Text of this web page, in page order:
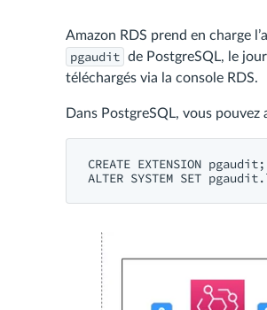
Amazon RDS prend en charge
pgaudit de PostgreSQL, le
téléchargés via la console RDS.
Dans PostgreSQL, vous pouvez
CREATE EXTENSION pgaudit;